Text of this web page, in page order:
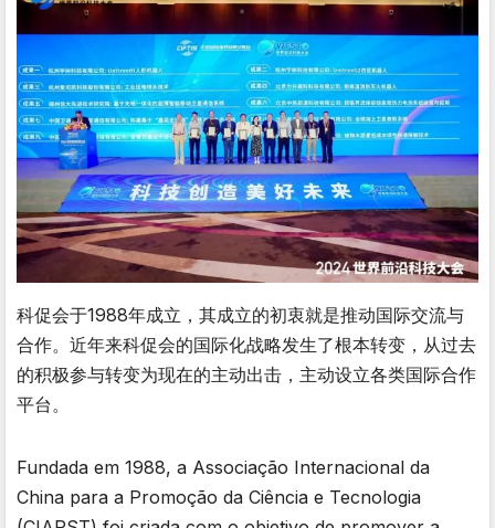
科促会于1988年成立，其成立的初衷就是推动国际交流与
合作。近年来科促会的国际化战略发生了根本转变，从过去
的积极参与转变为现在的主动出击，主动设立各类国际合作
平台。
Fundada em 1988, a Associação Internacional da
China para a Promoção da Ciência e Tecnologia